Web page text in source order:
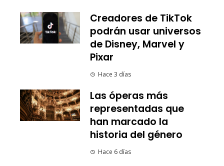
Creadores de TikTok
podrán usar universos
de Disney, Marvel y
Pixar
Hace 3 días
Las óperas más
representadas que
han marcado la
historia del género
Hace 6 días